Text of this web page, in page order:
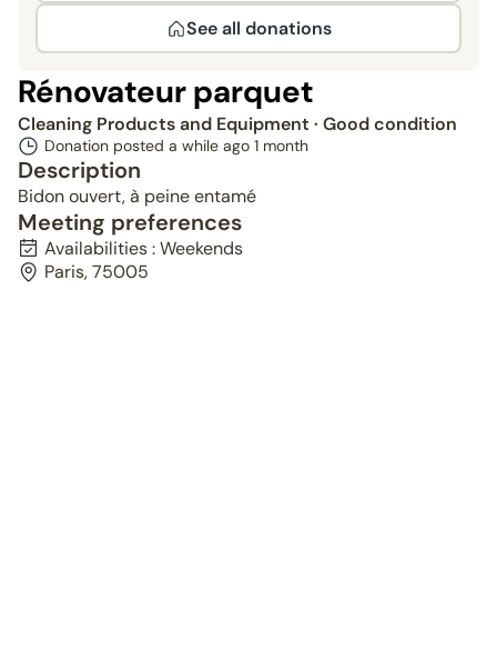
See all donations
Rénovateur parquet
Cleaning Products and Equipment · Good condition
Donation posted a while ago 1 month
Description
Bidon ouvert, à peine entamé
Meeting preferences
Availabilities : Weekends
Paris, 75005